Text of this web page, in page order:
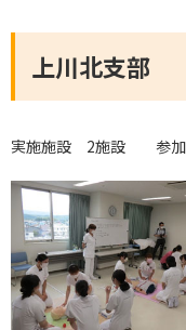
上川北支部
実施施設 2施設 参加